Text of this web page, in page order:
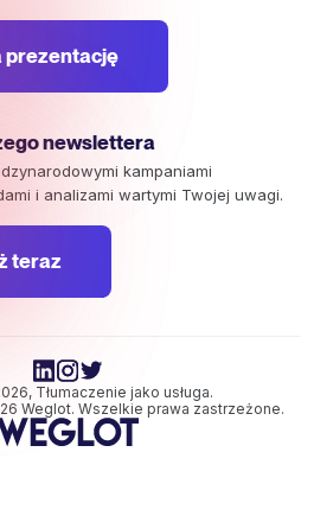
prezentację
newslettera
kampaniami
i analizami wartymi Twojej uwagi.
teraz
Tłumaczenie jako usługa.
Weglot. Wszelkie prawa zastrzeżone.